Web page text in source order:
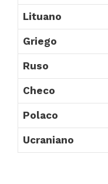
Lituano
Griego
Ruso
Checo
Polaco
Ucraniano